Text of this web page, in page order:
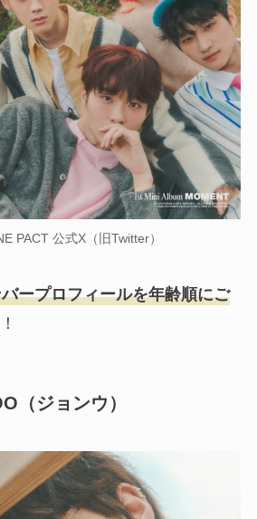
PACT 公式X（旧Twitter）
ープロフィールを年齢順にご
（ジョンウ）